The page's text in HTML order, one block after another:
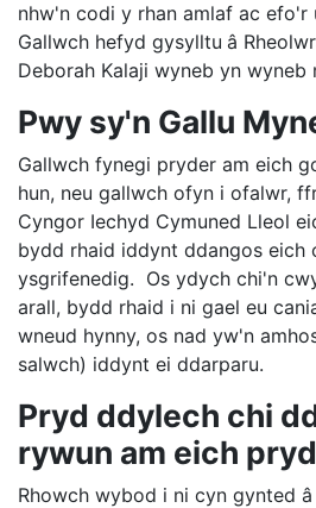
nhw'n codi y rhan amlaf ac
Gallwch hefyd gysylltu â
Deborah Kalaji wyneb yn wyneb
Pwy sy'n Gallu
Gallwch fynegi pryder am eich
hun, neu gallwch ofyn i ofalwr,
Cyngor Iechyd Cymuned Lleol
bydd rhaid iddynt ddangos eich
ysgrifenedig. Os ydych chi'n
arall, bydd rhaid i ni gael eu
wneud hynny, os nad yw'n
salwch) iddynt ei ddarparu.
Pryd ddylech chi
rywun am eich
Rhowch wybod i ni cyn gynted